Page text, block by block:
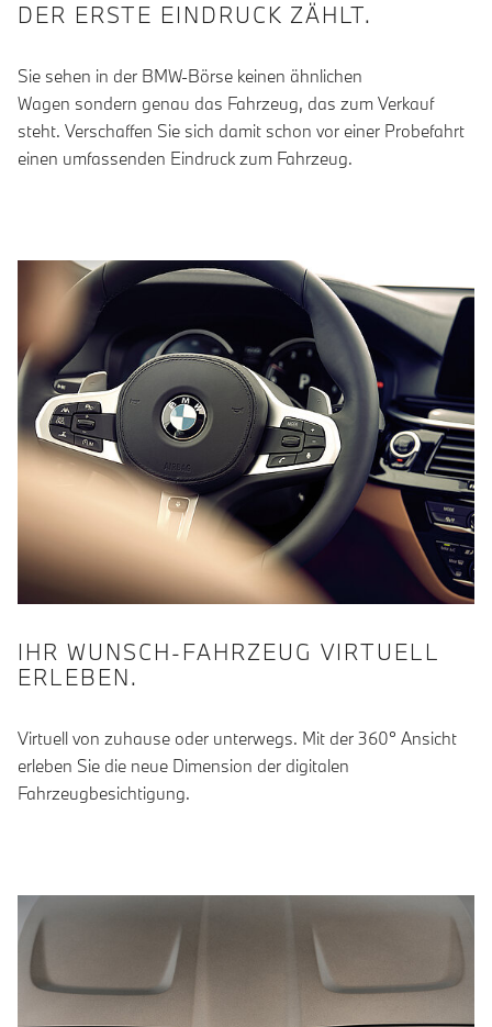
DER ERSTE EINDRUCK ZÄHLT.
Sie sehen in der BMW-Börse keinen ähnlichen
Wagen sondern genau das Fahrzeug, das zum Verkauf
steht. Verschaffen Sie sich damit schon vor einer Probefahrt
einen umfassenden Eindruck zum Fahrzeug.
IHR WUNSCH-FAHRZEUG VIRTUELL
ERLEBEN.
Virtuell von zuhause oder unterwegs. Mit der 360° Ansicht
erleben Sie die neue Dimension der digitalen
Fahrzeugbesichtigung.